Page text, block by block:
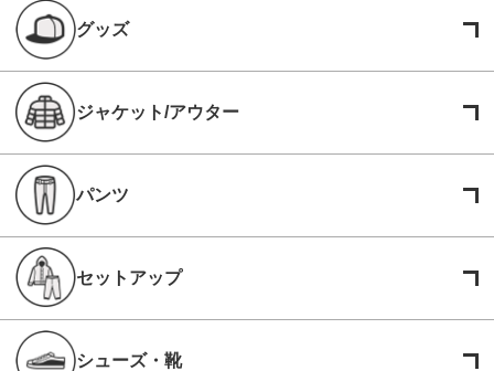
グッズ
ジャケット/アウター
パンツ
セットアップ
シューズ・靴